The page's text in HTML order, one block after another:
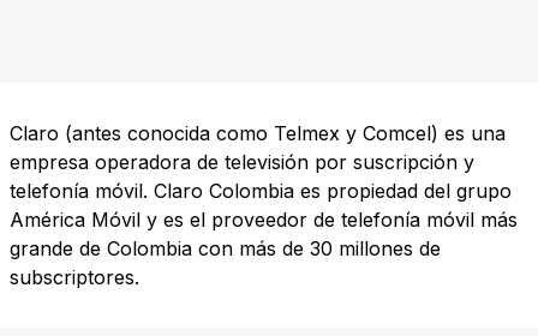
Claro (antes conocida como Telmex y Comcel) es una
empresa operadora de televisión por suscripción y
telefonía móvil. Claro Colombia es propiedad del grupo
América Móvil y es el proveedor de telefonía móvil más
grande de Colombia con más de 30 millones de
subscriptores.